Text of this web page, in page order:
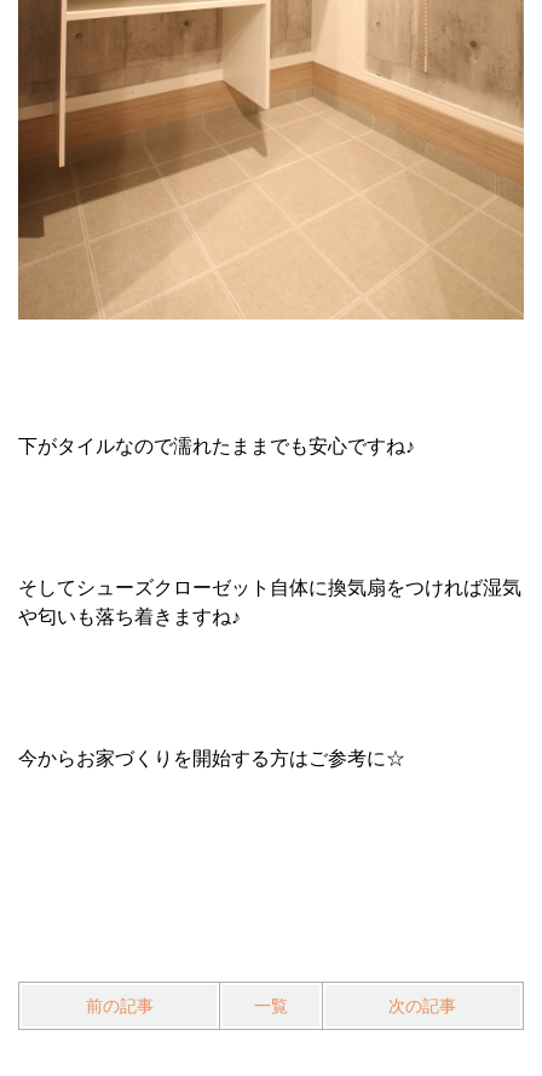
下がタイルなので濡れたままでも安心ですね♪
そしてシューズクローゼット自体に換気扇をつければ湿気
や匂いも落ち着きますね♪
今からお家づくりを開始する方はご参考に☆
前の記事 一覧 次の記事